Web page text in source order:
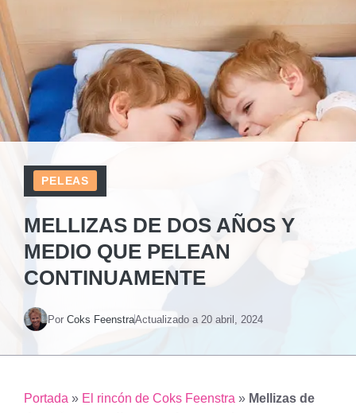
PELEAS
MELLIZAS DE DOS AÑOS Y
MEDIO QUE PELEAN
CONTINUAMENTE
Por Coks FeenstraActualizado a 20 abril, 2024
Portada » El rincón de Coks Feenstra » Mellizas de